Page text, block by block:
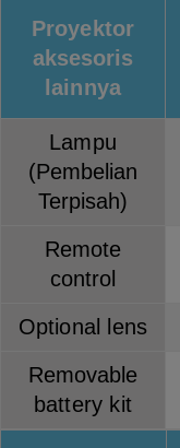
Proyektor
aksesoris
lainnya
Lampu
(Pembelian
Terpisah)
Remote
control
Optional lens
Removable
battery kit